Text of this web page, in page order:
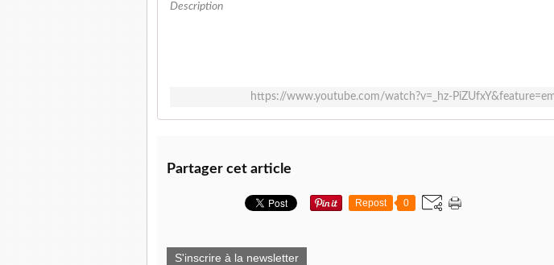
Description
https://www.youtube.com/watch?v=_hz-
Partager cet article
Repost 0
S'inscrire à la newsletter